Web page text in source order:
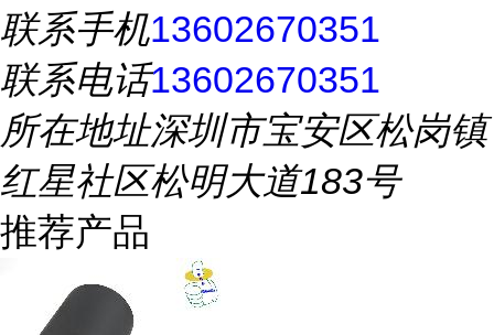
联系手机13602670351
联系电话13602670351
所在地址深圳市宝安区松岗镇
红星社区松明大道183号
推荐产品